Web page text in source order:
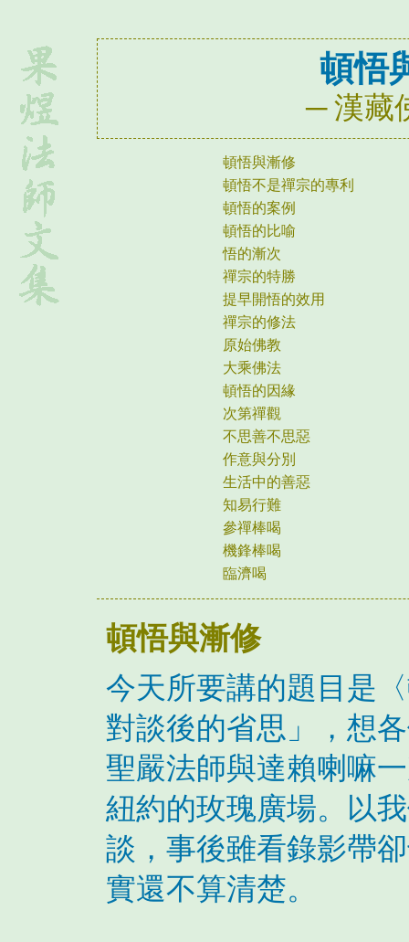
頓悟
─ 漢藏
頓悟與漸修
頓悟不是禪宗的專利
頓悟的案例
頓悟的比喻
悟的漸次
禪宗的特勝
提早開悟的效用
禪宗的修法
原始佛教
大乘佛法
頓悟的因緣
次第禪觀
不思善不思惡
作意與分別
生活中的善惡
知易行難
參禪棒喝
機鋒棒喝
臨濟喝
頓悟與漸修
今天所要講的題目是
對談後的省思」，想
聖嚴法師與達賴喇嘛
紐約的玫瑰廣場。以
談，事後雖看錄影帶
實還不算清楚。